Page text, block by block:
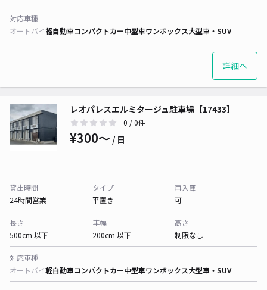
対応車種
オートバイ軽自動車コンパクトカー中型車ワンボックス大型車・SUV
詳細へ
レオパレスエルミタージュ駐車場【17433】
0 / 0件
¥300〜 / 日
貸出時間
24時間営業
タイプ
平置き
再入庫
可
長さ
500cm 以下
車幅
200cm 以下
高さ
制限なし
対応車種
オートバイ軽自動車コンパクトカー中型車ワンボックス大型車・SUV